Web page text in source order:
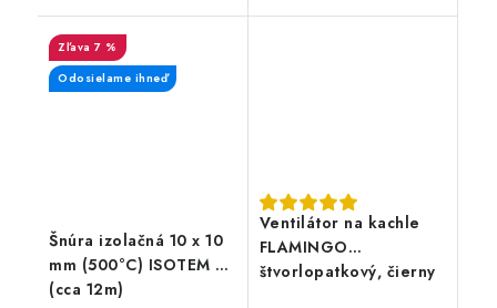
ďalej pre dilatačné
tesnenie pri napojení
dymovodu do komína či
pre...
Šnúra izolačná 10 x 10
mm (500°C) ISOTEM 10
(cca 12m)
7 %
Odosielame ihneď
Ventilátor na kachle
FLAMINGO
štvorlopatkový, čierny